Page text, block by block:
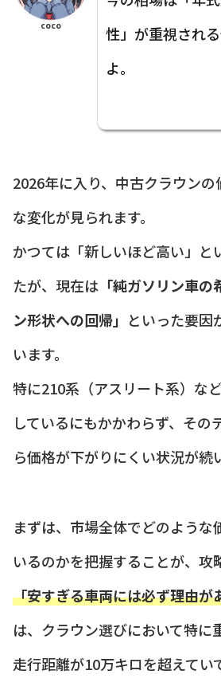
coco
性」が重視され
よ。
2026年に入り、中古クラウン
な変化が見られます。
かつては「新しいほど高い」と
たが、現在は 「純ガソリン車の
ン形状への回帰」 といった要因
います。
特に210系（アスリート系）な
しているにもかかわらず、その
ら価格が下がりにくい状況が続
まずは、市場全体でどのような
いるのかを把握することが、攻
「安すぎる車両には必ず理由が
は、クラウン選びにおいて特に
走行距離が10万キロを超えてい